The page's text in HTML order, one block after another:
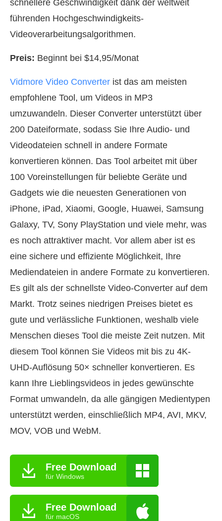
schnellere Geschwindigkeit dank der weltweit
führenden Hochgeschwindigkeits-
Videoverarbeitungsalgorithmen.
Preis: Beginnt bei $14,95/Monat
Vidmore Video Converter ist das am meisten
empfohlene Tool, um Videos in MP3
umzuwandeln. Dieser Converter unterstützt über
200 Dateiformate, sodass Sie Ihre Audio- und
Videodateien schnell in andere Formate
konvertieren können. Das Tool arbeitet mit über
100 Voreinstellungen für beliebte Geräte und
Gadgets wie die neuesten Generationen von
iPhone, iPad, Xiaomi, Google, Huawei, Samsung
Galaxy, TV, Sony PlayStation und viele mehr, was
es noch attraktiver macht. Vor allem aber ist es
eine sichere und effiziente Möglichkeit, Ihre
Mediendateien in andere Formate zu konvertieren.
Es gilt als der schnellste Video-Converter auf dem
Markt. Trotz seines niedrigen Preises bietet es
gute und verlässliche Funktionen, weshalb viele
Menschen dieses Tool die meiste Zeit nutzen. Mit
diesem Tool können Sie Videos mit bis zu 4K-
UHD-Auflösung 50× schneller konvertieren. Es
kann Ihre Lieblingsvideos in jedes gewünschte
Format umwandeln, da alle gängigen Medientypen
unterstützt werden, einschließlich MP4, AVI, MKV,
MOV, VOB und WebM.
Free Download
für Windows
Free Download
für macOS